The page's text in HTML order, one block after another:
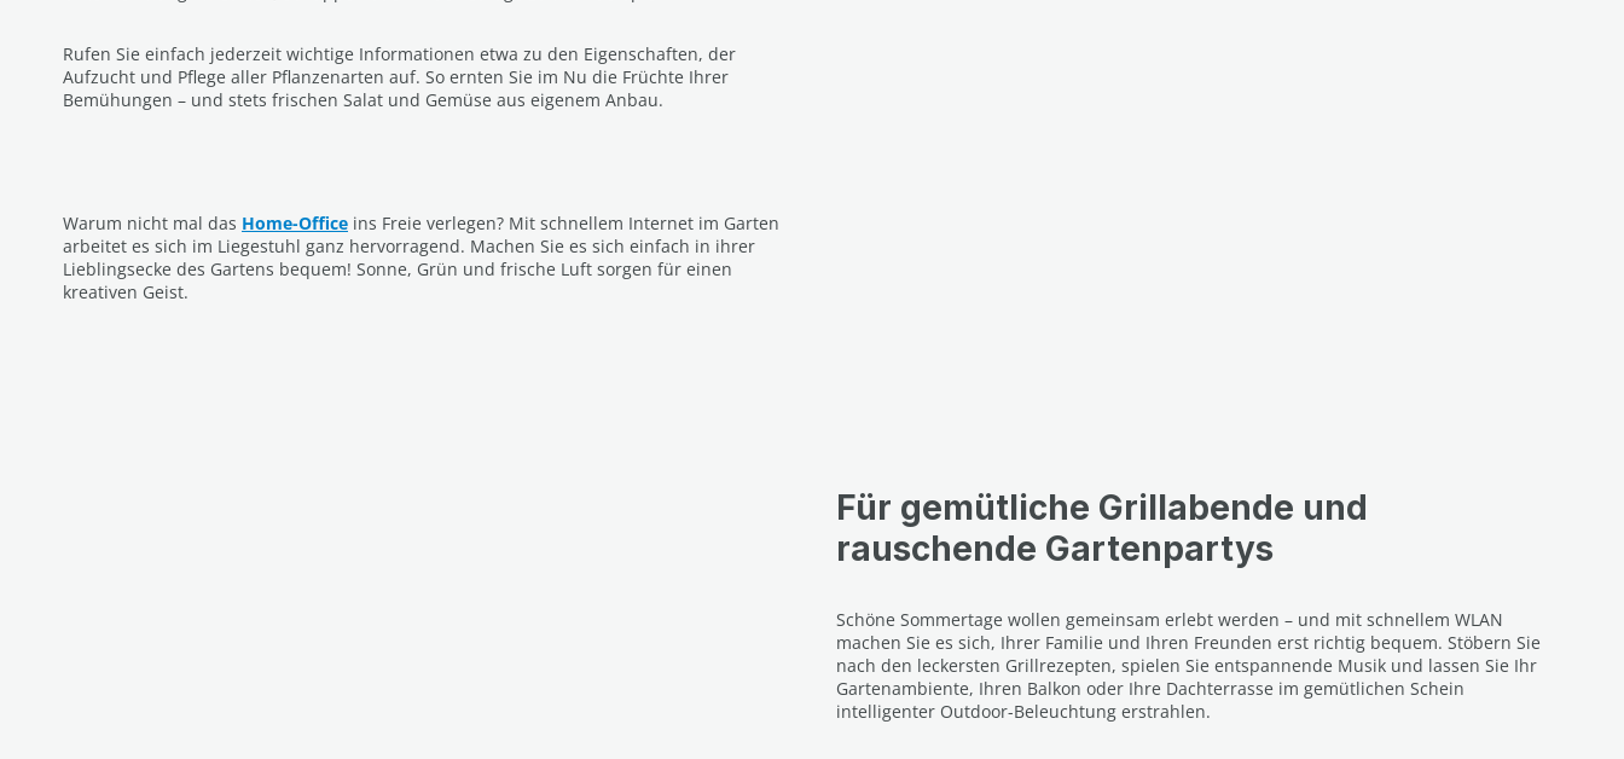
Rufen Sie einfach jederzeit wichtige Informationen etwa zu den Eigenschaften, der
Aufzucht und Pflege aller Pflanzenarten auf. So ernten Sie im Nu die Früchte Ihrer
Bemühungen – und stets frischen Salat und Gemüse aus eigenem Anbau.
Warum nicht mal das Home-Office ins Freie verlegen? Mit schnellem Internet im Garten
arbeitet es sich im Liegestuhl ganz hervorragend. Machen Sie es sich einfach in ihrer
Lieblingsecke des Gartens bequem! Sonne, Grün und frische Luft sorgen für einen
kreativen Geist.
Für gemütliche Grillabende und
rauschende Gartenpartys
Schöne Sommertage wollen gemeinsam erlebt werden – und mit schnellem WLAN
machen Sie es sich, Ihrer Familie und Ihren Freunden erst richtig bequem. Stöbern Sie
nach den leckersten Grillrezepten, spielen Sie entspannende Musik und lassen Sie Ihr
Gartenambiente, Ihren Balkon oder Ihre Dachterrasse im gemütlichen Schein
intelligenter Outdoor-Beleuchtung erstrahlen.